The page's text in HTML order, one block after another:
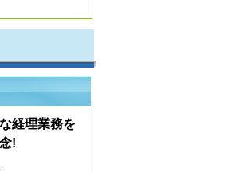
経理業務を
!